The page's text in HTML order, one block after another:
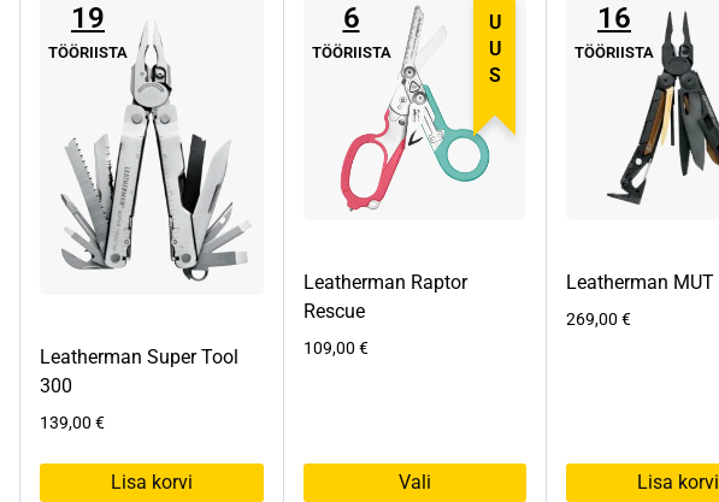
19
TÖÖRIISTA
Leatherman Super Tool
300
139,00 €
Lisa korvi
UUS
6
TÖÖRIISTA
Leatherman Raptor
Rescue
109,00 €
Vali
16
TÖÖRIISTA
Leatherman MUT
269,00 €
Lisa korvi